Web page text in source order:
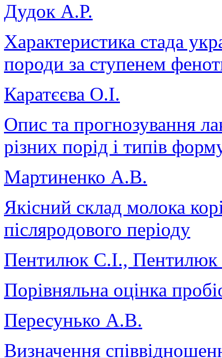
Дудок А.Р.
Характеристика стада
породи за ступенем
Каратєєва О.І.
Опис та прогнозування
різних порід і типів
Мартиненко А.В.
Якісний склад молока
післяродового періоду
Пентилюк С.І.,
Порівняльна оцінка
Пересунько А.В.
Визначення